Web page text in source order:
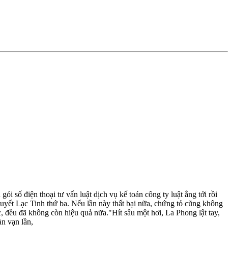
số điện thoại tư vấn luật dịch vụ kế toán công ty luật ẳng tới rồi
Lạc Tinh thứ ba. Nếu lần này thất bại nữa, chứng tỏ cũng không
đã không còn hiệu quả nữa."Hít sâu một hơi, La Phong lật tay,
vạn lần,